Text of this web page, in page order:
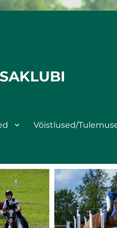
Võistlused/